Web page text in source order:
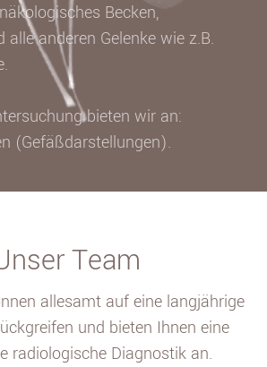
Becken,
alle anderen Gelenke wie z.B.
bieten wir an:
(Gefäßdarstellungen).
Team
allesamt auf eine langjährige
und bieten Ihnen eine
radiologische Diagnostik an.